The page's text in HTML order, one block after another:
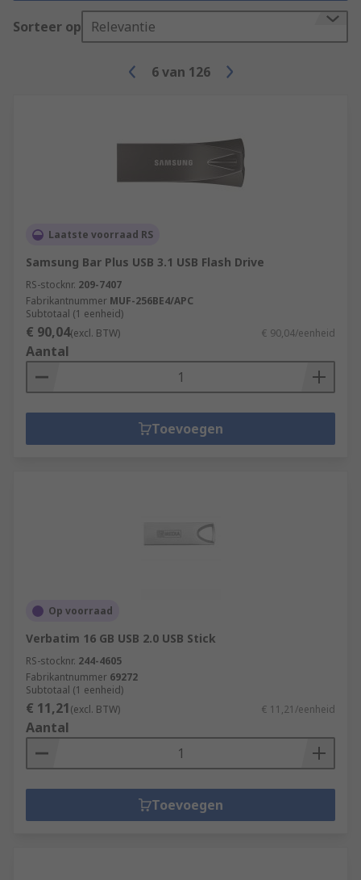
Sorteer op Relevantie
6 van 126
Laatste voorraad RS
Samsung Bar Plus USB 3.1 USB Flash Drive
RS-stocknr. 209-7407
Fabrikantnummer MUF-256BE4/APC
Subtotaal (1 eenheid)
€ 90,04(excl. BTW) € 90,04/eenheid
Aantal
Toevoegen
Op voorraad
Verbatim 16 GB USB 2.0 USB Stick
RS-stocknr. 244-4605
Fabrikantnummer 69272
Subtotaal (1 eenheid)
€ 11,21(excl. BTW) € 11,21/eenheid
Aantal
Toevoegen